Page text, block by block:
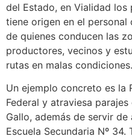
del Estado, en Vialidad
tiene origen en el personal
de quienes conducen las
productores, vecinos y
rutas en malas condiciones.
Un ejemplo concreto es la
Federal y atraviesa
Gallo, además de servir
Escuela Secundaria Nº